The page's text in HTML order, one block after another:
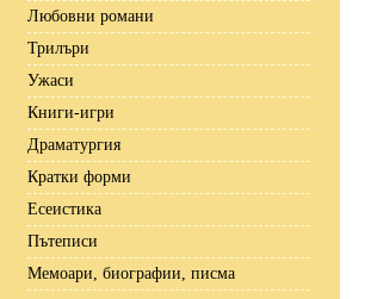
Любовни романи
Трилъри
Ужаси
Книги-игри
Драматургия
Кратки форми
Есеистика
Пътеписи
Мемоари, биографии, писма